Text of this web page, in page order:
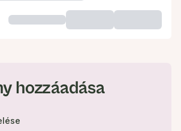
hozzáadása